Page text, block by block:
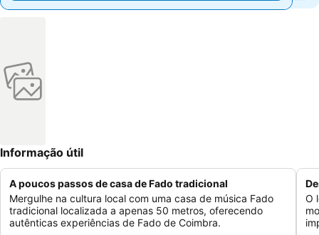
Informação útil
A poucos passos de casa de Fado tradicional
Mergulhe na cultura local com uma casa de música Fado
tradicional localizada a apenas 50 metros, oferecendo
autênticas experiências de Fado de Coimbra.
O